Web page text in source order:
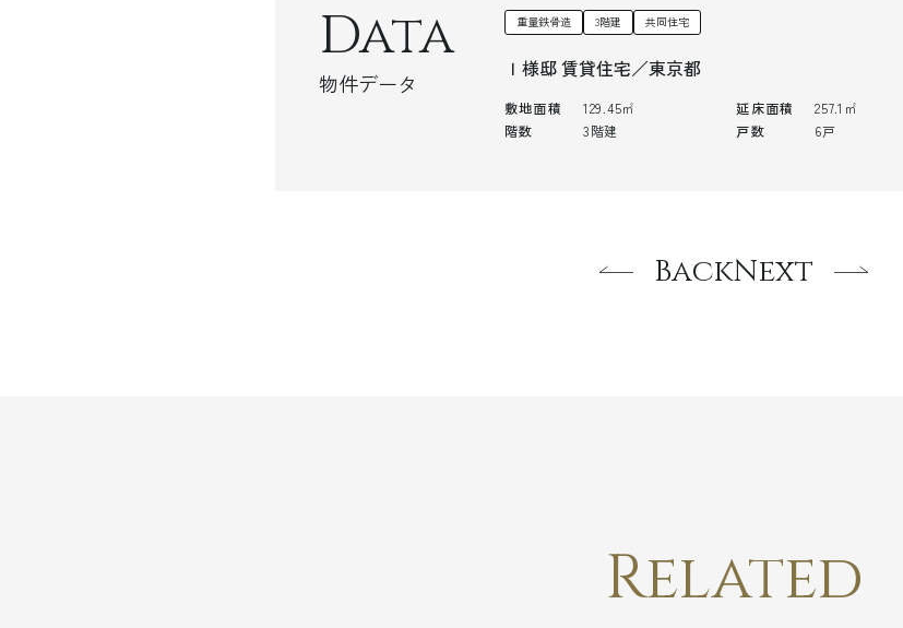
Data
物件データ
重量鉄骨造 3階建 共同住宅
Ｉ様邸 賃貸住宅／東京都
敷地面積 129.45㎡ 延床面積 257.1㎡
階数
3階建 戸数 6戸
BackNext
Related